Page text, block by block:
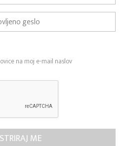
na moj e-mail naslov